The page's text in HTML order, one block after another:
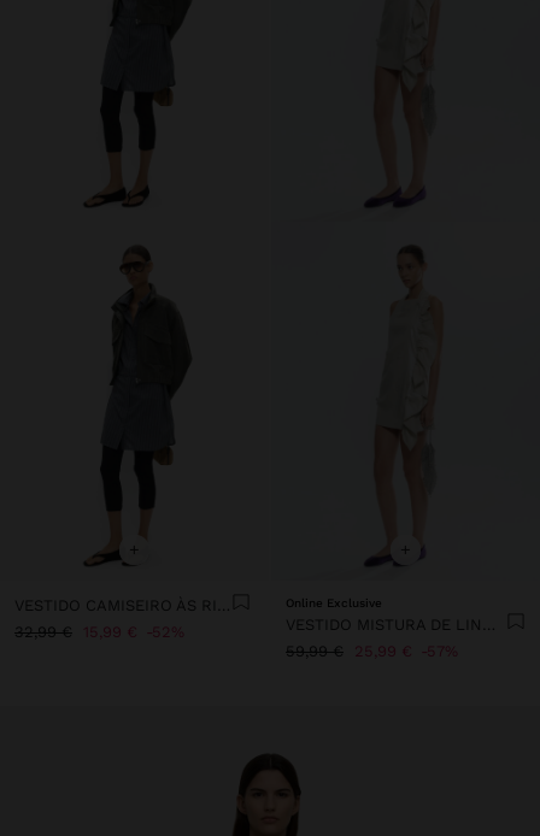
+
VESTIDO CAMISEIRO ÀS RISCAS
32,99 €
15,99 € 52%
+
Online Exclusive
VESTIDO MISTURA DE LINHO COM FOLHOS
59,99 €
25,99 € 57%